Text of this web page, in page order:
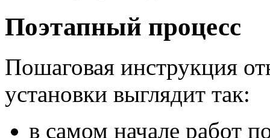
Поэтапный процесс
Пошаговая инструкция
установки выглядит так:
в самом начале работ